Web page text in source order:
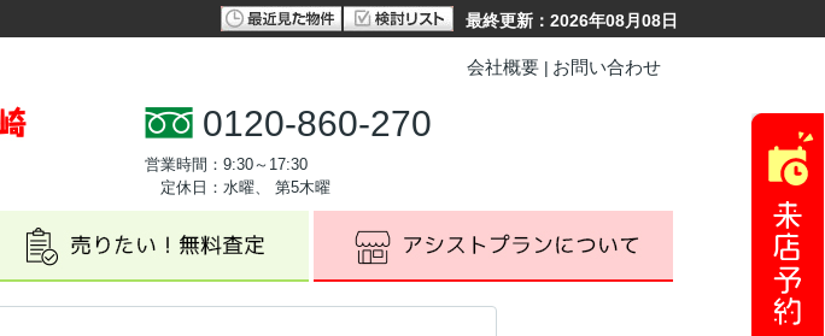
最終更新：2026年08月08日
会社概要 お問い合わせ
0120-860-270
営業時間：9:30～17:30
定休日：水曜、 第5木曜